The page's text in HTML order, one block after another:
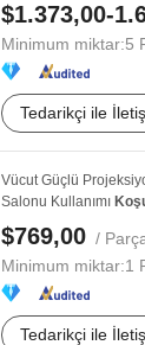
$1.373,00-
Minimum miktar:5
Tedarikçi ile
Vücut Güçlü
Salonu Kullanımı
$769,00 /
Minimum miktar:1
Tedarikçi ile